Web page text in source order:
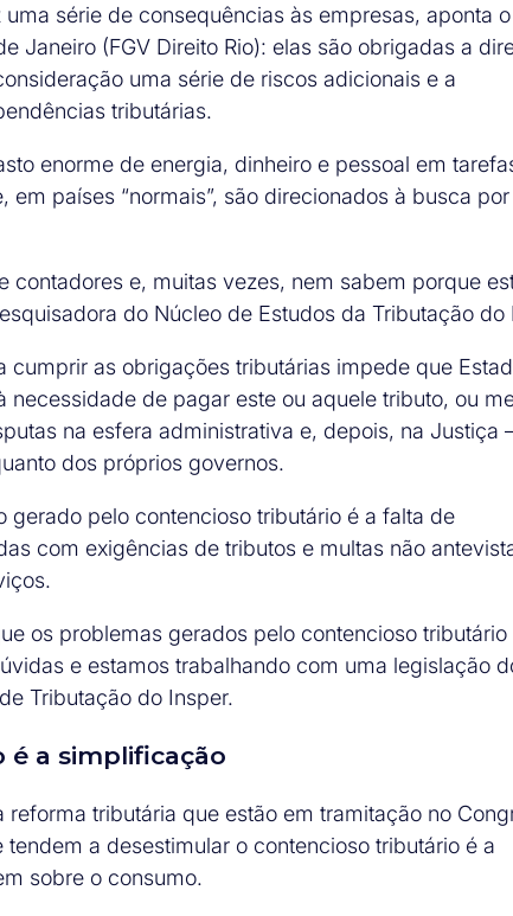
série de consequências às empresas, aponta o
Janeiro (FGV Direito Rio): elas são obrigadas a
uma série de riscos adicionais e a
tributárias.
enorme de energia, dinheiro e pessoal em
países “normais”, são direcionados à busca por
e, muitas vezes, nem sabem porque
do Núcleo de Estudos da Tributação do
as obrigações tributárias impede que
de pagar este ou aquele tributo, ou
na esfera administrativa e, depois, na Justiça
dos próprios governos.
pelo contencioso tributário é a falta de
com exigências de tributos e multas não
os problemas gerados pelo contencioso tributário
e estamos trabalhando com uma legislação
Tributação do Insper.
é a simplificação
tributária que estão em tramitação no
tendem a desestimular o contencioso tributário é a
sobre o consumo.